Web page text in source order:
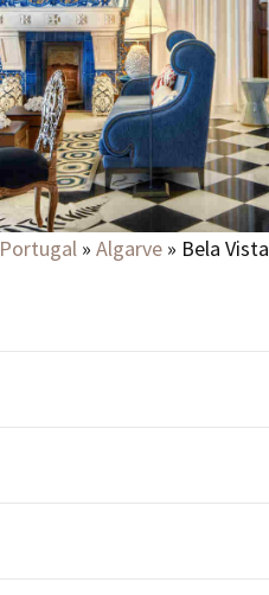
Portugal » Algarve » Bela Vista